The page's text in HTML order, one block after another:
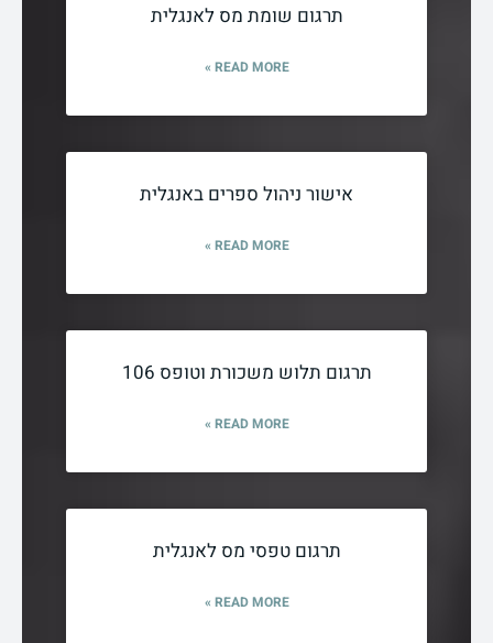
תרגום שומת מס לאנגלית
READ MORE »
אישור ניהול ספרים באנגלית
READ MORE »
תרגום תלוש משכורת וטופס 106
READ MORE »
תרגום טפסי מס לאנגלית
READ MORE »